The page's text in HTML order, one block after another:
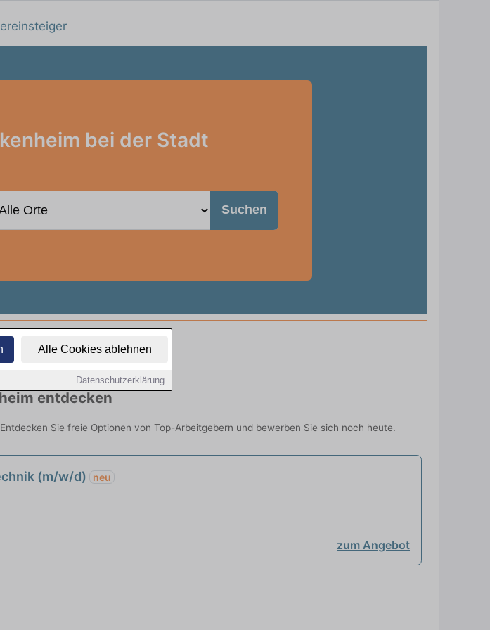
Alle Cookies ablehnen
Datenschutzerklärung
bei der Stadt
Suchen
Quereinsteiger
entdecken
Sie freie Optionen von Top-Arbeitgebern und bewerben Sie sich noch heute.
(m/w/d) neu
zum Angebot